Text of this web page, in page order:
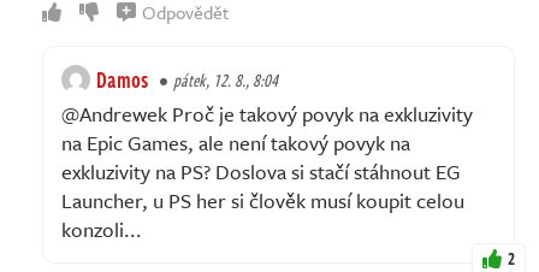
Odpovědět
Damos pátek, 12. 8., 8:04
@Andrewek Proč je takový povyk na exkluzivity
na Epic Games, ale není takový povyk na
exkluzivity na PS? Doslova si stačí stáhnout EG
Launcher, u PS her si člověk musí koupit celou
konzoli...
2